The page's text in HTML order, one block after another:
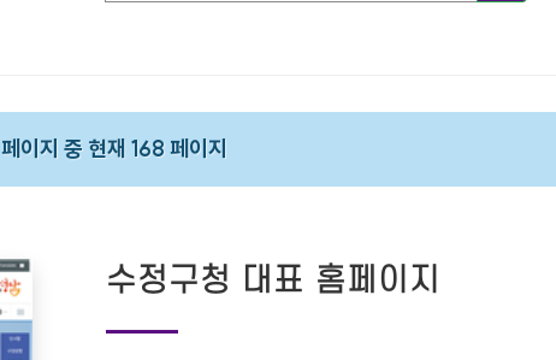
이지 중 현재 168 페이지
수정구청 대표 홈페이지